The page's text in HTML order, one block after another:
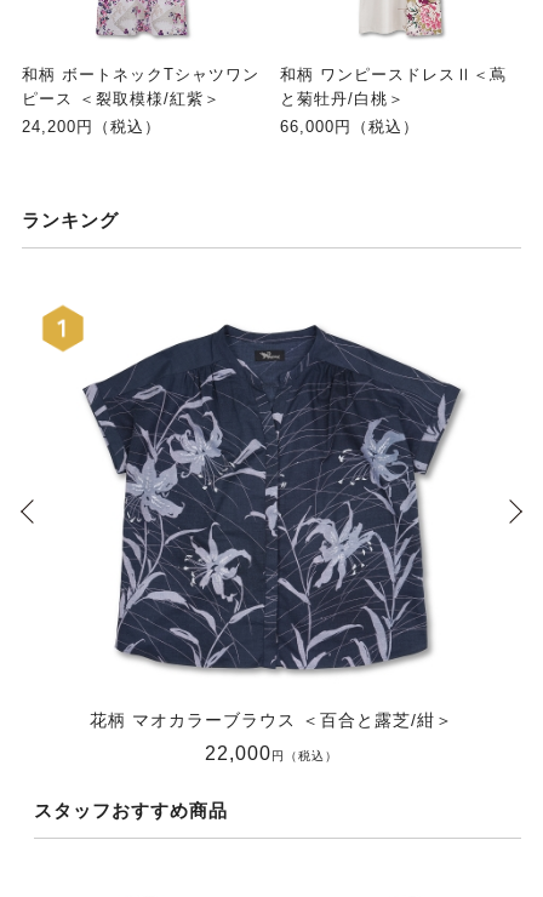
和柄 ボートネックTシャツワン
ピース ＜裂取模様/紅紫＞
24,200円（税込）
和柄 ワンピースドレスⅡ＜蔦
と菊牡丹/白桃＞
66,000円（税込）
ランキング
花柄 マオカラーブラウス ＜百合と露芝/紺＞
22,000円（税込）
スタッフおすすめ商品